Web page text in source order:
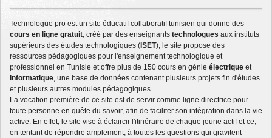
Technologue pro est un site éducatif collaboratif tunisien qui donne des
cours en ligne gratuit , créé par des enseignants technologues aux instituts
supérieurs des études technologiques (ISET), le site propose des
ressources pédagogiques pour l'enseignement technologique et
professionnel en Tunisie et offre plus de 150 cours en génie électrique et
informatique , une base de données contenant plusieurs projets fin d'études
et plusieurs autres modules pédagogiques.
La vocation première de ce site est de servir comme ligne directrice pour
toute personne en quête du savoir, afin de faciliter son intégration dans la vie
active. En effet, le site vise à éclaircir l'itinéraire de chaque jeune actif et ce,
en tentant de répondre amplement, à toutes les questions qui gravitent